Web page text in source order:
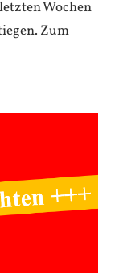
Wochen
Zum